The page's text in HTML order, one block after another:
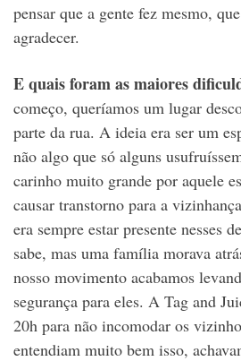
pensar que a gente fez mesmo,
agradecer.
E quais foram as maiores
começo, queríamos um lugar
parte da rua. A ideia era ser um
não algo que só alguns
carinho muito grande por aquele
causar transtorno para a
era sempre estar presente nesses
sabe, mas uma família morava
nosso movimento acabamos
segurança para eles. A Tag and
20h para não incomodar os
entendiam muito bem isso,